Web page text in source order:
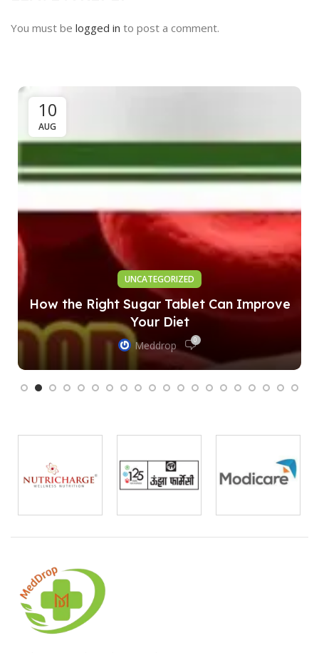
You must be logged in to post a comment.
10
AUG
UNCATEGORIZED
How the Right Sugar Tablet Can Improve
Your Diet
Meddrop 0